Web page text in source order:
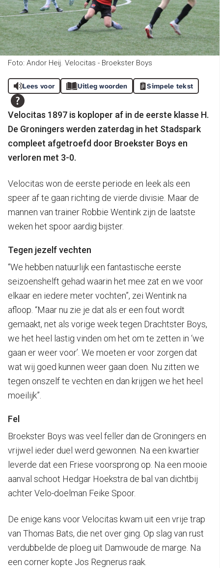
Foto: Andor Heij. Velocitas - Broekster Boys
Lees voor Uitleg woorden Simpele tekst
Velocitas 1897 is koploper af in de eerste klasse H.
De Groningers werden zaterdag in het Stadspark
compleet afgetroefd door Broekster Boys en
verloren met 3-0.
Velocitas won de eerste periode en leek als een
speer af te gaan richting de vierde divisie. Maar de
mannen van trainer Robbie Wentink zijn de laatste
weken het spoor aardig bijster.
Tegen jezelf vechten
“We hebben natuurlijk een fantastische eerste
seizoenshelft gehad waarin het mee zat en we voor
elkaar en iedere meter vochten”, zei Wentink na
afloop. “Maar nu zie je dat als er een fout wordt
gemaakt, net als vorige week tegen Drachtster Boys,
we het heel lastig vinden om het om te zetten in ‘we
gaan er weer voor’. We moeten er voor zorgen dat
wat wij goed kunnen weer gaan doen. Nu zitten we
tegen onszelf te vechten en dan krijgen we het heel
moeilijk”.
Fel
Broekster Boys was veel feller dan de Groningers en
vrijwel ieder duel werd gewonnen. Na een kwartier
leverde dat een Friese voorsprong op. Na een mooie
aanval schoot Hedgar Hoekstra de bal van dichtbij
achter Velo-doelman Feike Spoor.
De enige kans voor Velocitas kwam uit een vrije trap
van Thomas Bats, die net over ging. Op slag van rust
verdubbelde de ploeg uit Damwoude de marge. Na
een corner kopte Jos Regnerus raak.